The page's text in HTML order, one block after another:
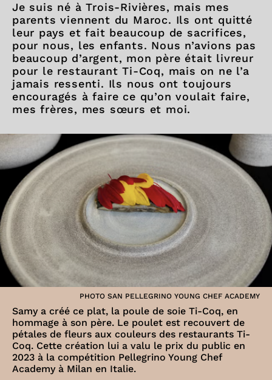
Je suis né à Trois-Rivières, mais mes
parents viennent du Maroc. Ils ont quitté
leur pays et fait beaucoup de sacrifices,
pour nous, les enfants. Nous n’avions pas
beaucoup d’argent, mon père était livreur
pour le restaurant Ti-Coq, mais on ne l’a
jamais ressenti. Ils nous ont toujours
encouragés à faire ce qu’on voulait faire,
mes frères, mes sœurs et moi.
PHOTO SAN PELLEGRINO YOUNG CHEF ACADEMY
Samy a créé ce plat, la poule de soie Ti-Coq, en
hommage à son père. Le poulet est recouvert de
pétales de fleurs aux couleurs des restaurants Ti-
Coq. Cette création lui a valu le prix du public en
2023 à la compétition Pellegrino Young Chef
Academy à Milan en Italie.